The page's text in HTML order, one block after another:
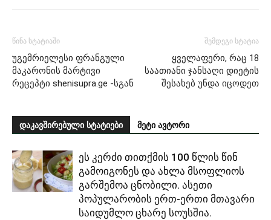
წინა სტატიაში
უგემრიელესი ფრანგული
მაკარონის მარტივი
რეცეპტი shenisupra.ge -სგან
შემდეგი სტატია
ყველაფერი, რაც 18
საათიანი ჯანსაღი დიეტის
შესახებ უნდა იცოდეთ
დაკავშირებული სტატიები მეტი ავტორი
ეს კერძი თითქმის 100 წლის წინ
გამოიგონეს და ახლა მსოფლიოს
გარშემოა ცნობილი. ასეთი
პოპულარობის ერთ-ერთი მთავარი
საიდუმლო ცხარე სოუსშია.